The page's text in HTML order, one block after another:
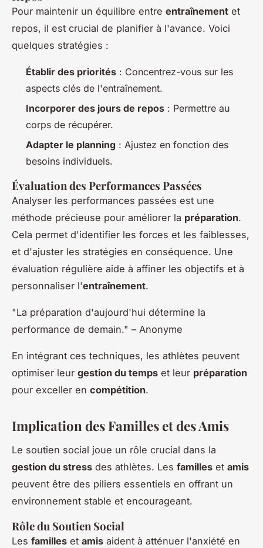
Pour maintenir un équilibre entre entraînement et
repos, il est crucial de planifier à l'avance. Voici
quelques stratégies :
Établir des priorités : Concentrez-vous sur les
aspects clés de l'entraînement.
Incorporer des jours de repos : Permettre au
corps de récupérer.
Adapter le planning : Ajustez en fonction des
besoins individuels.
Évaluation des Performances Passées
Analyser les performances passées est une
méthode précieuse pour améliorer la préparation.
Cela permet d'identifier les forces et les faiblesses,
et d'ajuster les stratégies en conséquence. Une
évaluation régulière aide à affiner les objectifs et à
personnaliser l'entraînement.
"La préparation d'aujourd'hui détermine la
performance de demain." – Anonyme
En intégrant ces techniques, les athlètes peuvent
optimiser leur gestion du temps et leur préparation
pour exceller en compétition.
Implication des Familles et des Amis
Le soutien social joue un rôle crucial dans la
gestion du stress des athlètes. Les familles et amis
peuvent être des piliers essentiels en offrant un
environnement stable et encourageant.
Rôle du Soutien Social
Les familles et amis aident à atténuer l'anxiété en